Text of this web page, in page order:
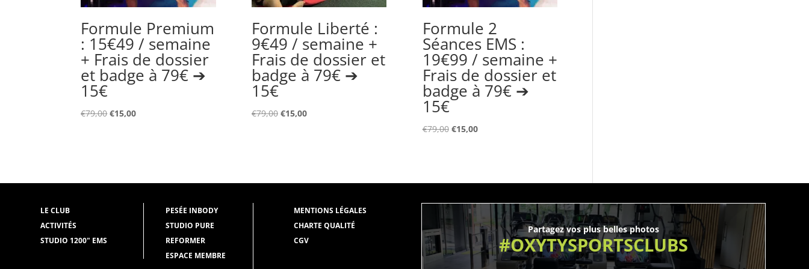
➔
15€
Formule Premium
: 15€49 / semaine
+ Frais de dossier
et badge à 79€ ➔
15€
€79,00Le
€15,00Le
Formule Liberté :
9€49 / semaine +
Frais de dossier et
badge à 79€ ➔
15€
€79,00 Le
€15,00Le
Formule 2
Séances EMS :
19€99 / semaine +
Frais de dossier et
badge à 79€ ➔
15€
€79,00 Le
€79,00.
€15,00Le
€15,00.
LE CLUB
ACTIVITÉS
STUDIO 1200" EMS
PESÉE INBODY
STUDIO PURE
REFORMER
ESPACE MEMBRE
MENTIONS LÉGALES
CHARTE QUALITÉ
CGV
Partagez vos plus belles photos
#OXYTYSPORTSCLUBS